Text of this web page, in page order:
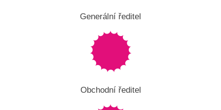
Generální ředitel
Obchodní ředitel